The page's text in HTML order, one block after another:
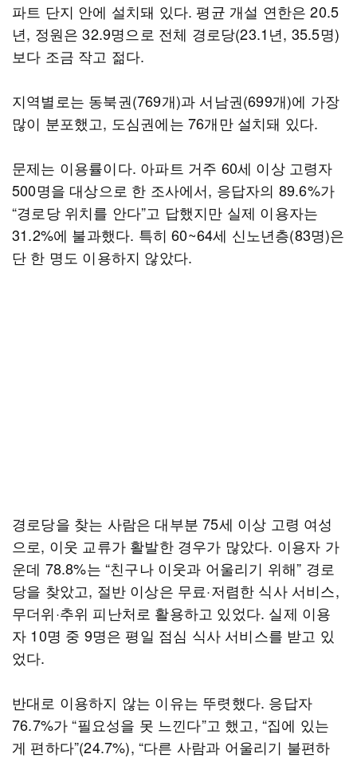
파트 단지 안에 설치돼 있다. 평균 개설 연한은 20.5
년, 정원은 32.9명으로 전체 경로당(23.1년, 35.5명)
보다 조금 작고 젊다.
지역별로는 동북권(769개)과 서남권(699개)에 가장
많이 분포했고, 도심권에는 76개만 설치돼 있다.
문제는 이용률이다. 아파트 거주 60세 이상 고령자
500명을 대상으로 한 조사에서, 응답자의 89.6%가
“경로당 위치를 안다”고 답했지만 실제 이용자는
31.2%에 불과했다. 특히 60~64세 신노년층(83명)은
단 한 명도 이용하지 않았다.
경로당을 찾는 사람은 대부분 75세 이상 고령 여성
으로, 이웃 교류가 활발한 경우가 많았다. 이용자 가
운데 78.8%는 “친구나 이웃과 어울리기 위해” 경로
당을 찾았고, 절반 이상은 무료·저렴한 식사 서비스,
무더위·추위 피난처로 활용하고 있었다. 실제 이용
자 10명 중 9명은 평일 점심 식사 서비스를 받고 있
었다.
반대로 이용하지 않는 이유는 뚜렷했다. 응답자
76.7%가 “필요성을 못 느낀다”고 했고, “집에 있는
게 편하다”(24.7%), “다른 사람과 어울리기 불편하